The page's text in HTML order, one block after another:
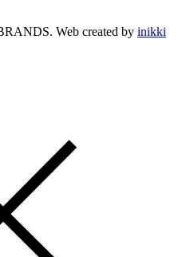
Web created by inikki